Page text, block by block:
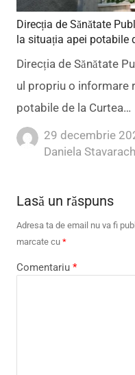
Direcția de Sănătate
la situația apei potabile
Direcția de Sănătate
ul propriu o informare
potabile de la Curtea…
29 decembrie
Author
Daniela
Lasă un răspuns
Adresa ta de email nu va fi
marcate cu *
Comentariu *